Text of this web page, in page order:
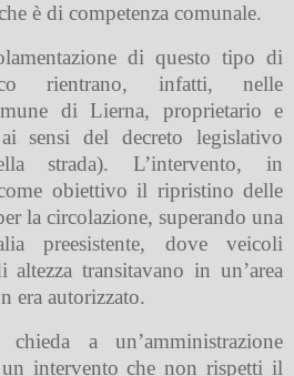
è di competenza comunale.
di questo tipo di
rientrano, infatti, nelle
di Lierna, proprietario e
sensi del decreto legislativo
strada). L’intervento, in
obiettivo il ripristino delle
la circolazione, superando una
preesistente, dove veicoli
transitavano in un’area
era autorizzato.
a un’amministrazione
intervento che non rispetti il